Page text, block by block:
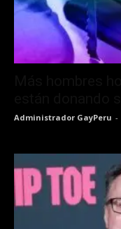
Administrador GayPeru -